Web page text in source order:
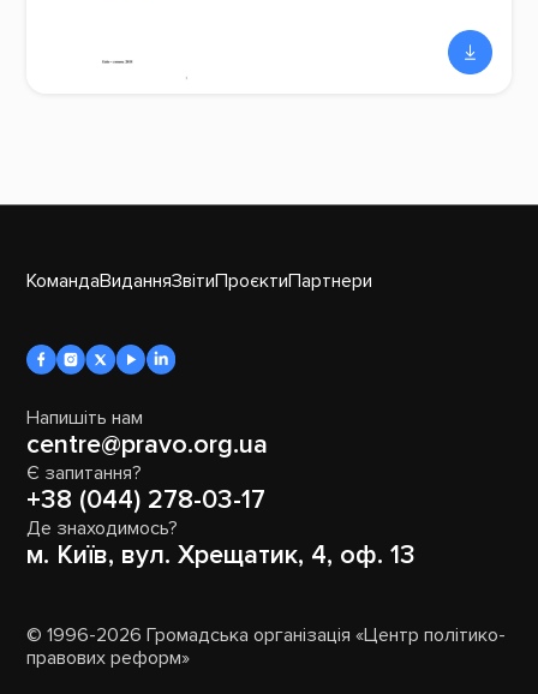
КомандаВиданняЗвітиПроєктиПартнери
Напишіть нам
centre@pravo.org.ua
Є запитання?
+38 (044) 278-03-17
Де знаходимось?
м. Київ, вул. Хрещатик, 4, оф. 13
© 1996-2026 Громадська організація «Центр політико-
правових реформ»